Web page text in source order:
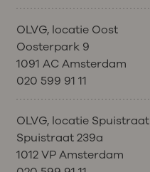
OLVG, locatie Oost
Oosterpark 9
1091 AC Amsterdam
020 599 91 11
OLVG, locatie Spuistraat
Spuistraat 239a
1012 VP Amsterdam